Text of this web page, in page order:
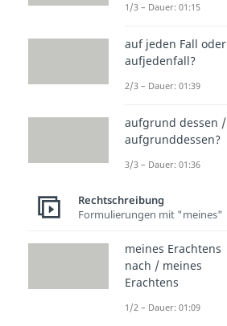
1/3 – Dauer: 01:15
auf jeden Fall oder
aufjedenfall?
2/3 – Dauer: 01:39
aufgrund dessen /
aufgrunddessen?
3/3 – Dauer: 01:36
Rechtschreibung
Formulierungen mit "meines"
meines Erachtens
nach / meines
Erachtens
1/2 – Dauer: 01:09